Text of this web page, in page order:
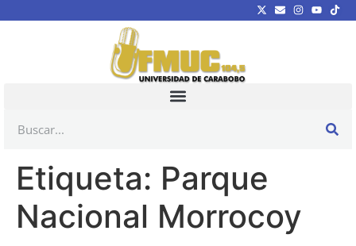
Etiqueta: Parque
Nacional Morrocoy